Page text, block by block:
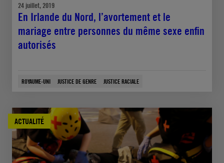
24 juillet, 2019
En Irlande du Nord, l’avortement et le
mariage entre personnes du même sexe enfin
autorisés
ROYAUME-UNI JUSTICE DE GENRE JUSTICE RACIALE
ACTUALITÉ